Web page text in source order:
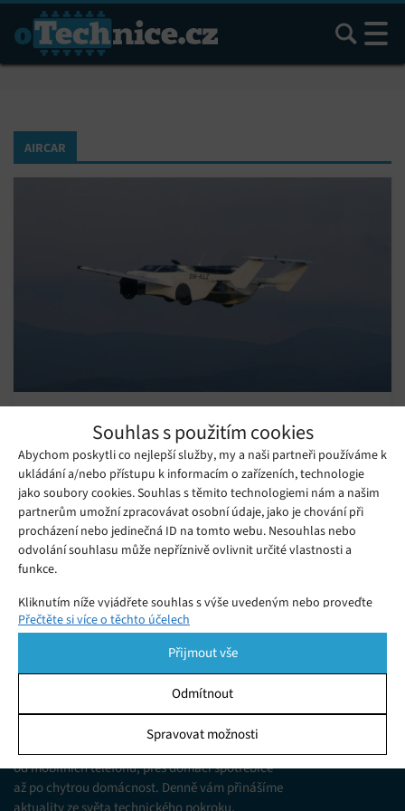
Souhlas s použitím cookies
Abychom poskytli co nejlepší služby, my a naši partneři používáme k
ukládání a/nebo přístupu k informacím o zařízeních, technologie
jako soubory cookies. Souhlas s těmito technologiemi nám a našim
partnerům umožní zpracovávat osobní údaje, jako je chování při
procházení nebo jedinečná ID na tomto webu. Nesouhlas nebo
odvolání souhlasu může nepříznivě ovlivnit určité vlastnosti a
funkce.
Kliknutím níže vyjádřete souhlas s výše uvedeným nebo proveďte
podrobnější rozhodnutí. Vaše volby budou použity pouze na tomto
pomocí přepínačů v Zásadách cookies nebo kliknutím na tlačítko
Spravovat souhlas ve spodní části obrazovky.
Ukládání a/nebo přístup k informacím v zařízení, Porozumění
publiku prostřednictvím statistik nebo kombinací údajů z
různých zdrojů.
Přečtěte si více o těchto účelech
Přijmout vše
Odmítnout
Spravovat možnosti
Hledat
AIRCAR
první meziměstský let
Sobota 03. 07. 2021 Redakce
Spojení silniční a letecké dopravy fascinuje lidi poměrně
dlouho.
od mobilních telefonů, přes domácí spotřebiče
až po chytrou domácnost. Denně vám přinášíme
aktuality ze světa technického pokroku,